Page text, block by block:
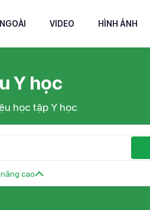
VIDEO HÌNH ẢNH
Y học
học tập Y học
cao